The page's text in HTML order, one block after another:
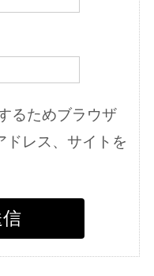
るためブラウザ
ドレス、サイトを